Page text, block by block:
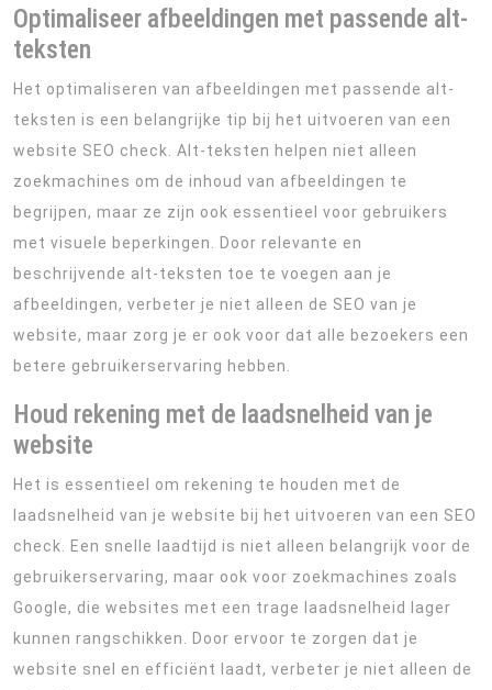
Optimaliseer afbeeldingen met passende alt-
teksten
Het optimaliseren van afbeeldingen met passende alt-
teksten is een belangrijke tip bij het uitvoeren van een
website SEO check. Alt-teksten helpen niet alleen
zoekmachines om de inhoud van afbeeldingen te
begrijpen, maar ze zijn ook essentieel voor gebruikers
met visuele beperkingen. Door relevante en
beschrijvende alt-teksten toe te voegen aan je
afbeeldingen, verbeter je niet alleen de SEO van je
website, maar zorg je er ook voor dat alle bezoekers een
betere gebruikerservaring hebben.
Houd rekening met de laadsnelheid van je
website
Het is essentieel om rekening te houden met de
laadsnelheid van je website bij het uitvoeren van een SEO
check. Een snelle laadtijd is niet alleen belangrijk voor de
gebruikerservaring, maar ook voor zoekmachines zoals
Google, die websites met een trage laadsnelheid lager
kunnen rangschikken. Door ervoor te zorgen dat je
website snel en efficiënt laadt, verbeter je niet alleen de